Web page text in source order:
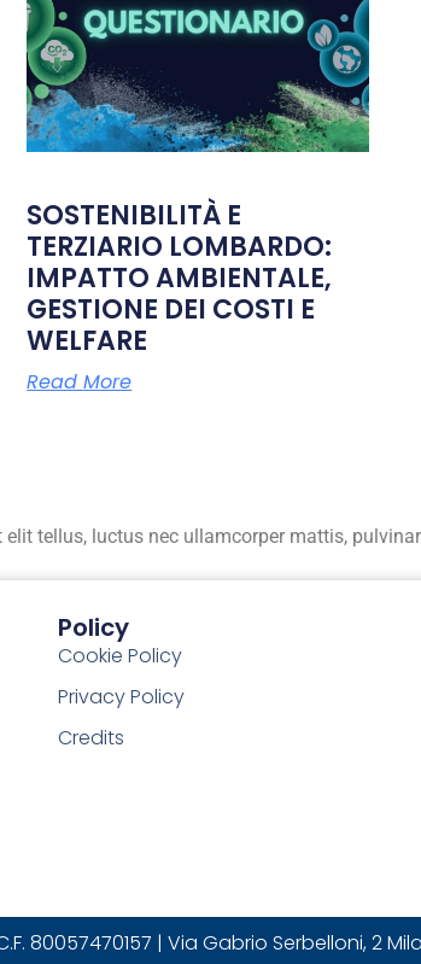
SOSTENIBILITÀ E
TERZIARIO LOMBARDO:
IMPATTO AMBIENTALE,
GESTIONE DEI COSTI E
WELFARE
Read More
tellus, luctus nec ullamcorper mattis,
Policy
Cookie Policy
Privacy Policy
Credits
80057470157 | Via Gabrio Serbelloni, 2